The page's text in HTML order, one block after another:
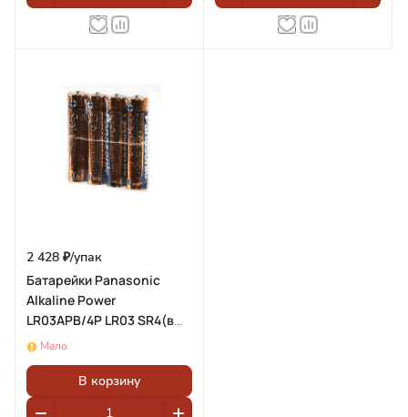
2 428 ₽/упак
Батарейки Panasonic
Alkaline Power
LR03APB/4P LR03 SR4(в
упаковке 48шт)
Мало
В корзину